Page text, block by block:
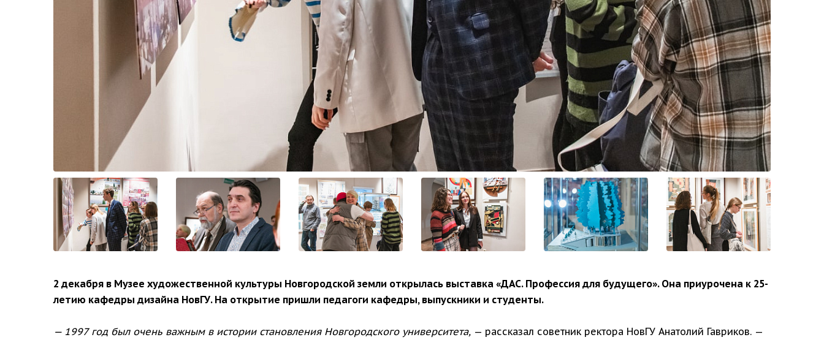
2 декабря в Музее художественной культуры Новгородской земли открылась выставка «ДАС. Профессия для будущего». Она приурочена к 25-
летию кафедры дизайна НовГУ. На открытие пришли педагоги кафедры, выпускники и студенты.
— 1997 год был очень важным в истории становления Новгородского университета, — рассказал советник ректора НовГУ Анатолий Гавриков. —